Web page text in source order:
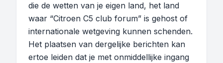
die de wetten van je eigen land, het land
waar “Citroen C5 club forum” is gehost of
internationale wetgeving kunnen schenden.
Het plaatsen van dergelijke berichten kan
ertoe leiden dat je met onmiddellijke ingang